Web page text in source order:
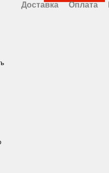
Доставка Оплата